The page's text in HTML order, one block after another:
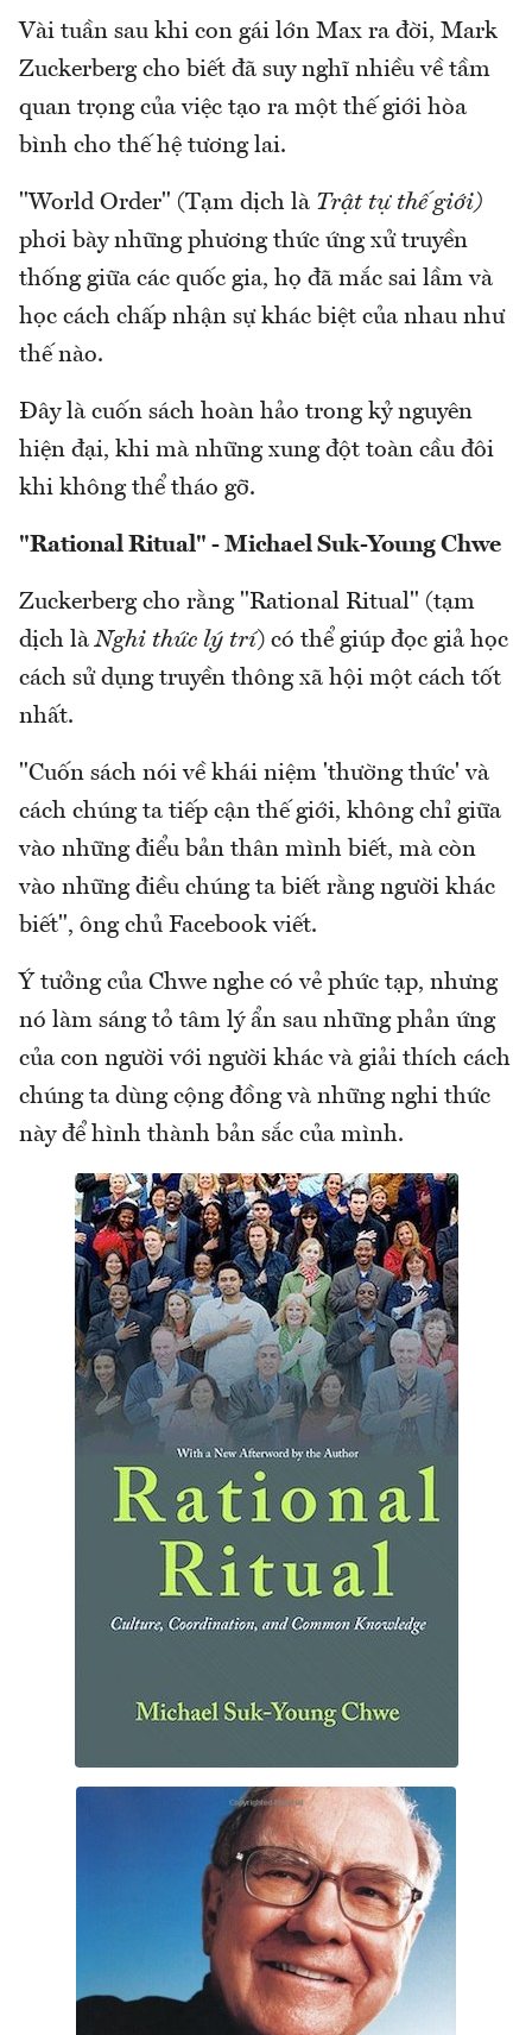
Vài tuần sau khi con gái lớn Max ra đời, Mark
Zuckerberg cho biết đã suy nghĩ nhiều về tầm
quan trọng của việc tạo ra một thế giới hòa
bình cho thế hệ tương lai.
"World Order" (Tạm dịch là Trật tự thế giới)
phơi bày những phương thức ứng xử truyền
thống giữa các quốc gia, họ đã mắc sai lầm và
học cách chấp nhận sự khác biệt của nhau như
thế nào.
Đây là cuốn sách hoàn hảo trong kỷ nguyên
hiện đại, khi mà những xung đột toàn cầu đôi
khi không thể tháo gỡ.
"Rational Ritual" - Michael Suk-Young Chwe
Zuckerberg cho rằng "Rational Ritual" (tạm
dịch làNghi thức lý trí) có thể giúp đọc giả học
cách sử dụng truyền thông xã hội một cách tốt
nhất.
"Cuốn sách nói về khái niệm 'thường thức' và
cách chúng ta tiếp cận thế giới, không chỉ giữa
vào những điểu bản thân mình biết, mà còn
vào những điều chúng ta biết rằng người khác
biết", ông chủ Facebook viết.
Ý tưởng của Chwe nghe có vẻ phức tạp, nhưng
nó làm sáng tỏ tâm lý ẩn sau những phản ứng
của con người với người khác và giải thích cách
chúng ta dùng cộng đồng và những nghi thức
này để hình thành bản sắc của mình.